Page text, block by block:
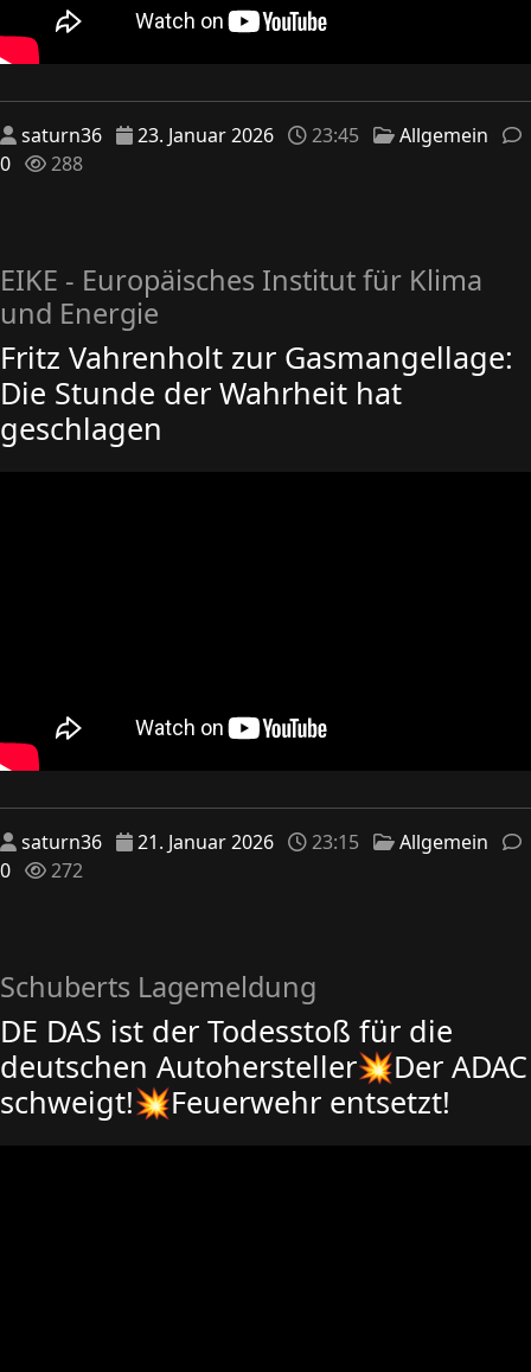
saturn36 23. Januar 2026 23:45
Allgemein
0
288
EIKE - Europäisches Institut für Klima
und Energie
Fritz Vahrenholt zur Gasmangellage:
Die Stunde der Wahrheit hat
geschlagen
saturn36 21. Januar 2026 23:15
Allgemein
0
272
Schuberts Lagemeldung
DE DAS ist der Todesstoß für die
deutschen Autohersteller💥Der ADAC
schweigt!💥Feuerwehr entsetzt!